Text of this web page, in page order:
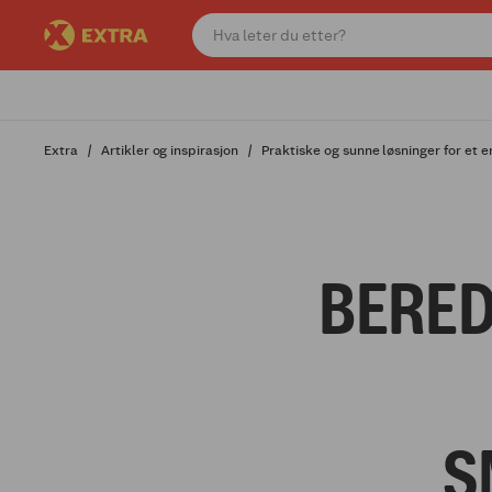
Extra Artikler og inspirasjon Praktiske og sunne løsninger for et